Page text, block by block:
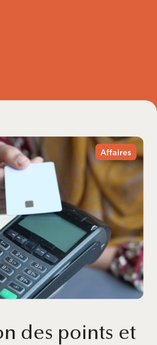
Affaires
des points et